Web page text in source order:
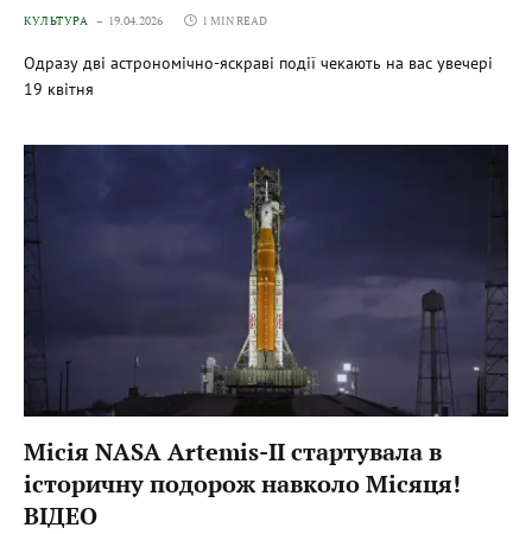
КУЛЬТУРА 19.04.2026 1 MIN READ
Одразу дві астрономічно-яскраві події чекають на вас увечері
19 квітня
Місія NASA Artemis-II стартувала в
історичну подорож навколо Місяця!
ВІДЕО